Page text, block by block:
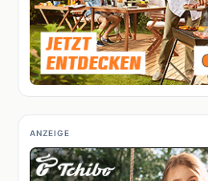
ANZEIGE